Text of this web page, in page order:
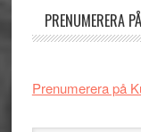
PRENUMERERA
Prenumerera på